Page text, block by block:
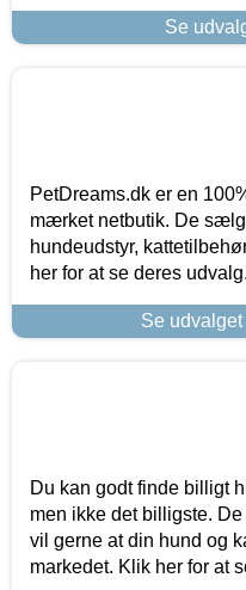
Se
PetDreams.dk er en
mærket netbutik. De
hundeudstyr,
her for at se deres udvalg.
Se
Du kan godt finde billigt
men ikke det billigste.
vil gerne at din hund og
markedet. Klik her for at